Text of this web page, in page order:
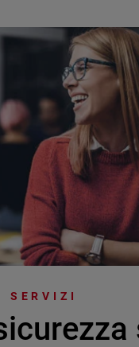
SERVIZI